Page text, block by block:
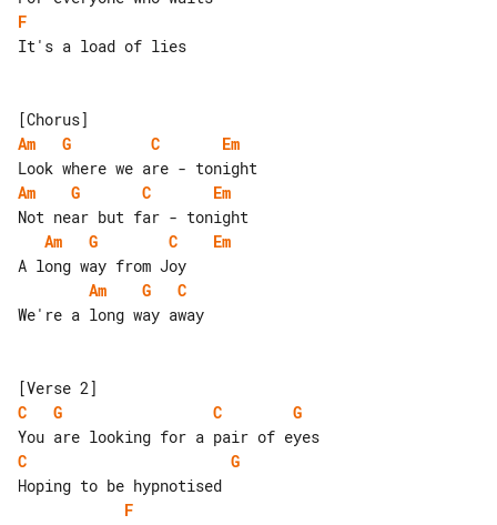
F
It's a load of lies
Am
G C
Em
Am
G C
Em
Am
G C
Em
Am
G
C
We're a long way away
C
G C
G
C
G
F